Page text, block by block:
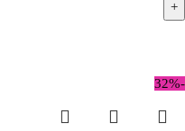
-32%